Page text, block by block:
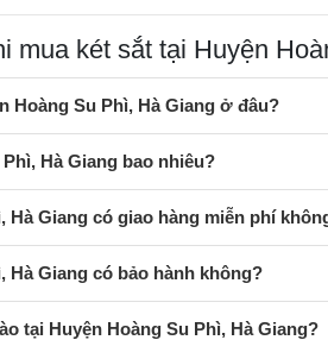
mua két sắt tại Huyện
Hoàng Su Phì, Hà Giang ở đâu?
Hà Giang bao nhiêu?
Hà Giang có giao hàng miễn phí
Hà Giang có bảo hành không?
tại Huyện Hoàng Su Phì, Hà Giang?